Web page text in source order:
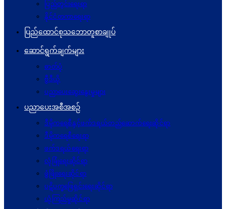
ပြည်တွင်းရေးရာ
နိုင်ငံတကာရေးရာ
ပြည်ထောင်စုသဘောတူစာချုပ်
ဆောင်ရွက်ချက်များ
ဓာတ်ပုံ
ဗွီဒီယို
ပညာပေးဆွေးနွေးမှုများ
ပညာပေးအစီအစဉ်
ဒီမိုကရေစီနှင့်ဖက်ဒရယ်တည်ဆောက်ရေးဆိုင်ရာ
ဒီမိုကရေစီရေးရာ
ဖက်ဒရယ်ရေးရာ
လုံခြုံရေးဆိုင်ရာ
ဖွံဖြိုးရေးဆိုင်ရာ
ပဋိပက္ခ‌ဖြေရှင်းရေးဆိုင်ရာ
ယုံကြည်မှုဆိုင်ရာ